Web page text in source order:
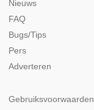
Nieuws
FAQ
Bugs/Tips
Pers
Adverteren
Gebruiksvoorwaarden